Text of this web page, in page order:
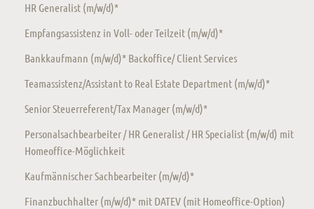
HR Generalist (m/w/d)*
Empfangsassistenz in Voll- oder Teilzeit (m/w/d)*
Bankkaufmann (m/w/d)* Backoffice/ Client Services
Teamassistenz/Assistant to Real Estate Department (m/w/d)*
Senior Steuerreferent/Tax Manager (m/w/d)*
Personalsachbearbeiter / HR Generalist / HR Specialist (m/w/d) mit
Homeoffice-Möglichkeit
Kaufmännischer Sachbearbeiter (m/w/d)*
Finanzbuchhalter (m/w/d)* mit DATEV (mit Homeoffice-Option)